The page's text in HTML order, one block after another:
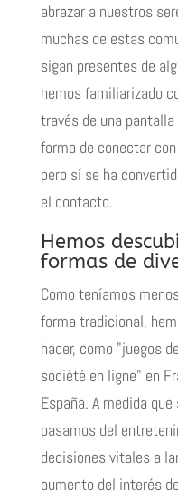
abrazar a nuestros
muchas de estas
sigan presentes de
hemos familiarizado
través de una
forma de conectar
pero sí se ha
el contacto.
Hemos
formas de
Como teníamos
forma tradicional,
hacer, como "juegos
société en ligne" en
España. A medida
pasamos del
decisiones vitales a
aumento del interés